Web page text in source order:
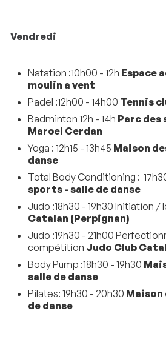
Vendredi
Natation :10h00 - 12h Espace
moulin a vent
Padel :12h00 - 14h00 Tennis
Badminton 12h - 14h Parc des
Marcel Cerdan
Yoga : 12h15 - 13h45 Maison
danse
Total Body Conditioning :
sports - salle de danse
Judo :18h30 - 19h30 Initiation /
Catalan (Perpignan)
Judo :19h30 - 21h00
compétition Judo Club
Body Pump :18h30 - 19h30
salle de danse
Pilates: 19h30 - 20h30 Maison
de danse